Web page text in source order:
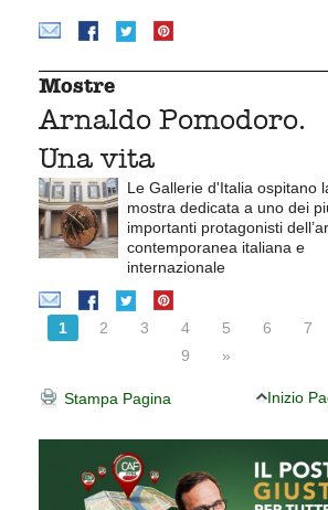
Mostre
Arnaldo Pomodoro.
Una vita
Le Gallerie d'Italia ospitano
mostra dedicata a uno dei
importanti protagonisti
contemporanea italiana e
internazionale
1 2 3 4 5 6 7
9
»
Stampa Pagina Inizio